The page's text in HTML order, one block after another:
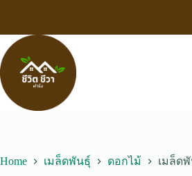
Home เมล็ดพันธุ์ ดอกไม้ เมล็ด